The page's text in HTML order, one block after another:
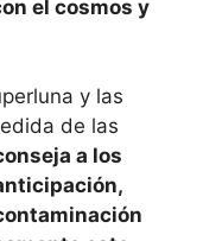
el cosmos y
y las
de las
a los